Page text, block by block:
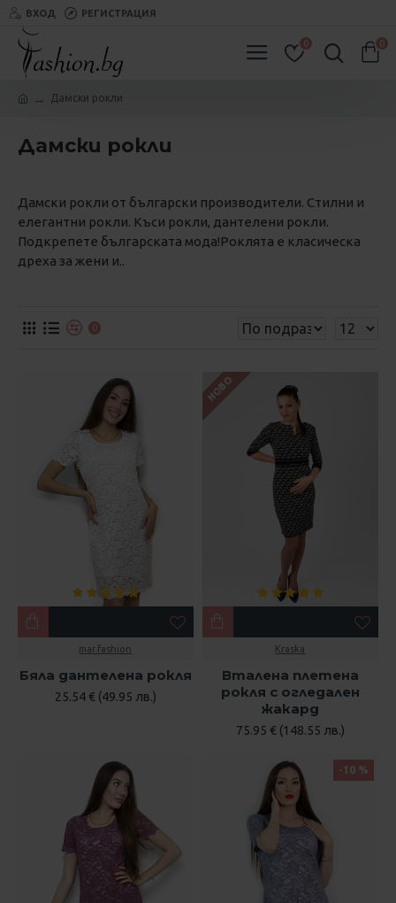
ВХОД РЕГИСТРАЦИЯ
0 0
Дамски рокли
Дамски рокли
Дамски рокли от български производители. Стилни и
елегантни рокли. Къси рокли, дантелени рокли.
Подкрепете българската мода!Роклята е класическа
дреха за жени и..
0
mar.fashion
Бяла дантелена рокля
25.54 € (49.95 лв.)
НОВО
Kraska
Вталена плетена
рокля с огледален
жакард
75.95 € (148.55 лв.)
-10 %